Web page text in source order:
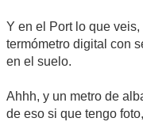
Y en el Port lo que
termómetro digital con
en el suelo.
Ahhh, y un metro de
de eso si que tengo